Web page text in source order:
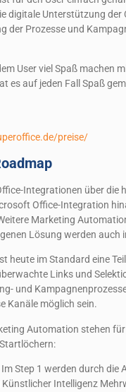
digitale Unterstützung der
der Prozesse und
User viel Spaß machen
es auf jeden Fall Spaß
preise/
Integrationen über die
Office-Integration
Marketing
Lösung werden auch
heute im Standard eine
Links und
und
Kanäle möglich sein.
Automation stehen
Im Step 1 werden durch die
Intelligenz